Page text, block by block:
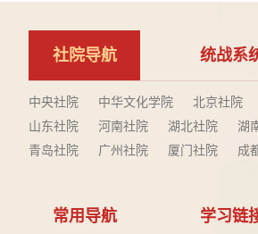
社院导航 统战系
中央社院 中华文化学院 北京社院
山东社院
河南社院 湖北社院 湖
青岛社院
广州社院 厦门社院 成
常用导航 学习链